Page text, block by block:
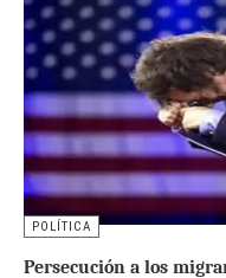
POLÍTICA
Persecución a los